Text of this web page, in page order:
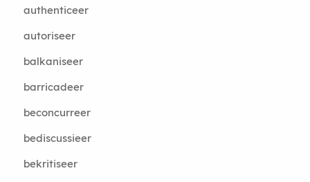
authenticeer
autoriseer
balkaniseer
barricadeer
beconcurreer
bediscussieer
bekritiseer